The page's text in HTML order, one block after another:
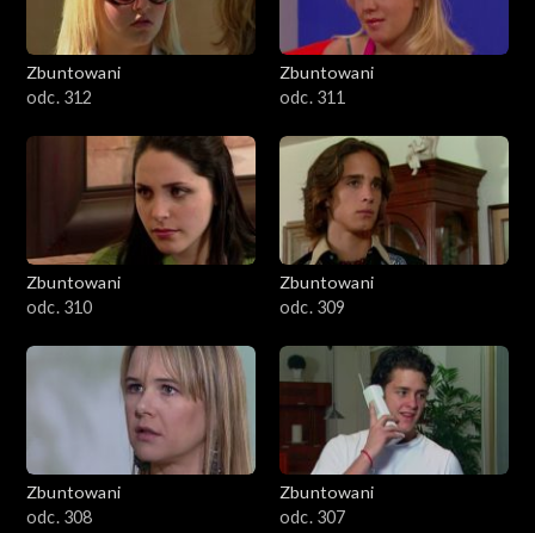
Zbuntowani
odc. 312
Zbuntowani
odc. 311
Zbuntowani
odc. 310
Zbuntowani
odc. 309
Zbuntowani
odc. 308
Zbuntowani
odc. 307